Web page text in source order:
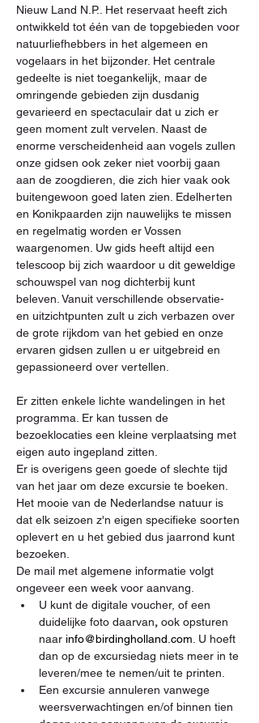
Nieuw Land N.P.. Het reservaat heeft zich
ontwikkeld tot één van de topgebieden voor
natuurliefhebbers in het algemeen en
vogelaars in het bijzonder. Het centrale
gedeelte is niet toegankelijk, maar de
omringende gebieden zijn dusdanig
gevarieerd en spectaculair dat u zich er
geen moment zult vervelen. Naast de
enorme verscheidenheid aan vogels zullen
onze gidsen ook zeker niet voorbij gaan
aan de zoogdieren, die zich hier vaak ook
buitengewoon goed laten zien. Edelherten
en Konikpaarden zijn nauwelijks te missen
en regelmatig worden er Vossen
waargenomen. Uw gids heeft altijd een
telescoop bij zich waardoor u dit geweldige
schouwspel van nog dichterbij kunt
beleven. Vanuit verschillende observatie-
en uitzichtpunten zult u zich verbazen over
de grote rijkdom van het gebied en onze
ervaren gidsen zullen u er uitgebreid en
gepassioneerd over vertellen.
Er zitten enkele lichte wandelingen in het
programma. Er kan tussen de
bezoeklocaties een kleine verplaatsing met
eigen auto ingepland zitten.
Er is overigens geen goede of slechte tijd
van het jaar om deze excursie te boeken.
Het mooie van de Nederlandse natuur is
dat elk seizoen z'n eigen specifieke soorten
oplevert en u het gebied dus jaarrond kunt
bezoeken.
De mail met algemene informatie volgt
ongeveer een week voor aanvang.
U kunt de digitale voucher, of een
duidelijke foto daarvan, ook opsturen
naar info@birdingholland.com . U hoeft
dan op de excursiedag niets meer in te
leveren/mee te nemen/uit te printen.
Een excursie annuleren vanwege
weersverwachtingen en/of binnen tien